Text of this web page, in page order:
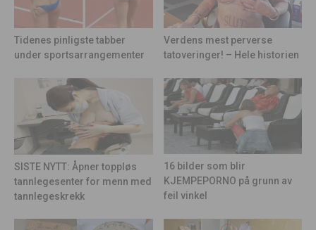
Tidenes pinligste tabber
under sportsarrangementer
Verdens mest perverse
tatoveringer! – Hele historien
SISTE NYTT: Åpner toppløs
tannlegesenter for menn med
tannlegeskrekk
16 bilder som blir
KJEMPEPORNO på grunn av
feil vinkel